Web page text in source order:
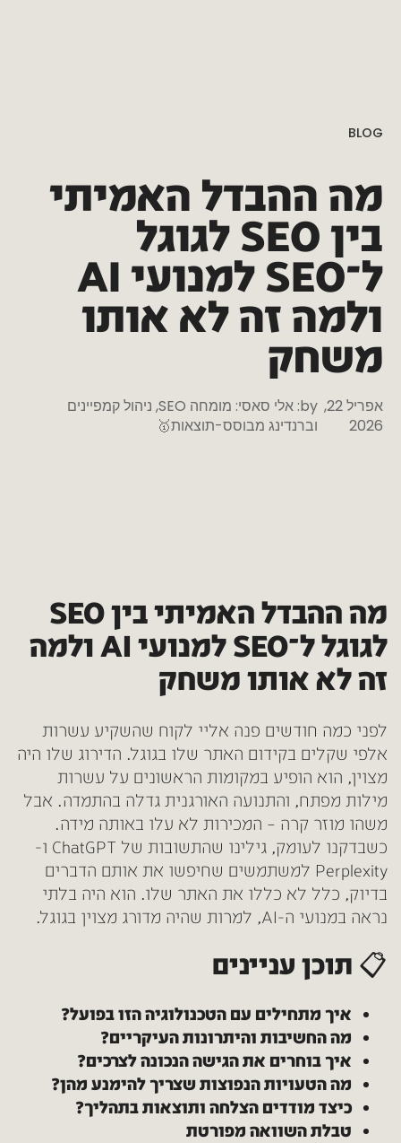
BLOG
מה ההבדל האמיתי
בין SEO לגוגל
ל־SEO למנועי AI
ולמה זהלא אותו
משחק
אפריל 22,
2026
by:
אלי סאסי: מומחה SEO, ניהול קמפיינים
וברנדינג מבוסס-תוצאות🥇
מה ההבדל האמיתי בין SEO
לגוגל ל־SEO למנועי AI ולמה
זה לא אותו משחק
לפני כמה חודשים פנה אליי לקוח שהשקיע עשרות
אלפי שקלים בקידום האתר שלו בגוגל. הדירוג שלו היה
מצוין, הוא הופיע במקומות הראשונים על עשרות
מילות מפתח, והתנועה האורגנית גדלה בהתמדה. אבל
משהו מוזר קרה – המכירות לא עלו באותה מידה.
כשבדקנו לעומק, גילינו שהתשובות של ChatGPT ו-
Perplexity למשתמשים שחיפשו את אותם הדברים
בדיוק, כלל לא כללו את האתר שלו. הוא היה בלתי
נראה במנועי ה-AI, למרות שהיה מדורג מצוין בגוגל.
📋 תוכן עניינים
איך מתחילים עם הטכנולוגיה הזו בפועל?
מה החשיבות והיתרונות העיקריים?
איך בוחרים את הגישה הנכונה לצרכים?
מה הטעויות הנפוצות שצריך להימנע מהן?
כיצד מודדים הצלחה ותוצאות בתהליך?
טבלת השוואה מפורטת